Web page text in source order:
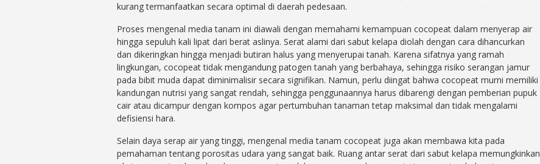
kurang termanfaatkan secara optimal di daerah pedesaan.
Proses mengenal media tanam ini diawali dengan memahami kemampuan cocopeat dalam menyerap air
hingga sepuluh kali lipat dari berat aslinya. Serat alami dari sabut kelapa diolah dengan cara dihancurkan
dan dikeringkan hingga menjadi butiran halus yang menyerupai tanah. Karena sifatnya yang ramah
lingkungan, cocopeat tidak mengandung patogen tanah yang berbahaya, sehingga risiko serangan jamur
pada bibit muda dapat diminimalisir secara signifikan. Namun, perlu diingat bahwa cocopeat murni memiliki
kandungan nutrisi yang sangat rendah, sehingga penggunaannya harus dibarengi dengan pemberian pupuk
cair atau dicampur dengan kompos agar pertumbuhan tanaman tetap maksimal dan tidak mengalami
defisiensi hara.
Selain daya serap air yang tinggi, mengenal media tanam cocopeat juga akan membawa kita pada
pemahaman tentang porositas udara yang sangat baik. Ruang antar serat dari sabut kelapa memungkinkan